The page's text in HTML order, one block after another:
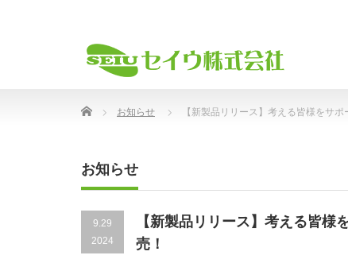
Home お知らせ 【新製品リリース】考える皆様をサ
お知らせ
9.29
2024
【新製品リリース】考える皆
売！